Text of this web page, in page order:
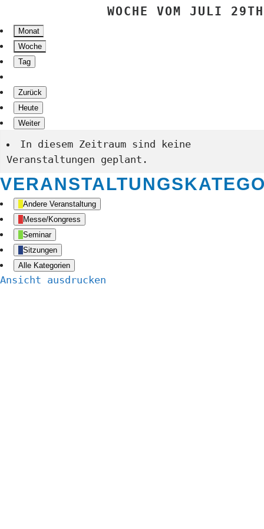
WOCHE VOM JULI 29TH
Monat
Woche
Tag
Zurück
Heute
Weiter
In diesem Zeitraum sind keine
Veranstaltungen geplant.
Andere Veranstaltung
Messe/Kongress
Seminar
Sitzungen
Alle Kategorien
Ansicht ausdrucken